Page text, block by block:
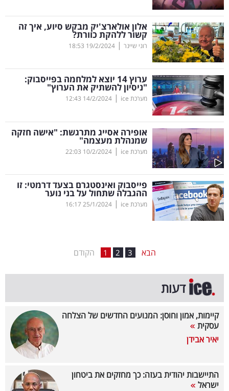
ספורט
קריירה
ולימודים
מינויים
רייטינג
רכב
בריאות
תרבות
ופנאי
תיירות
המילון
הכלכלי
פודקאסט
40
אלון אולארצ'יק מבקש סיוע, איך זה
קשור ללהקת כוורת?
רוני שיינר |
19/2/2024
18:53
ערוץ 14 יוצא למלחמה בפייסבוק:
"ניסיון להשתיק את הערוץ"
מערכת ice |
14/2/2024
12:43
אופירה אסייג מתרגשת: "אישה חזקה
שמנהלת מעצמה"
מערכת ice |
10/2/2024
22:03
פייסבוק ואינסטגרם בצעד דרמטי: זו
ההגבלה שתחול על בני נוער
מערכת ice |
25/1/2024
16:17
הקודם 1 2 3 הבא
דעות
קיימות, אמון וחוסן: המנועים החדשים של הצלחה
עסקית
יאיר אבידן
התיישבות יהודית בעזה: כך מחזקים את ביטחון
ישראל